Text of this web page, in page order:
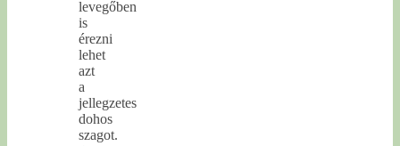
levegőben
is
érezni
lehet
azt
a
jellegzetes
dohos
szagot.